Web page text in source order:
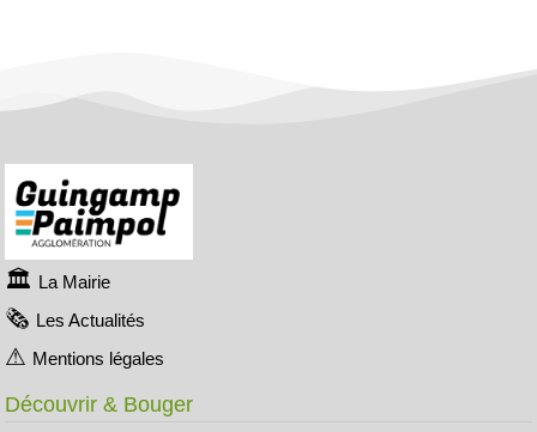
La Mairie
Les Actualités
Mentions légales
Découvrir & Bouger